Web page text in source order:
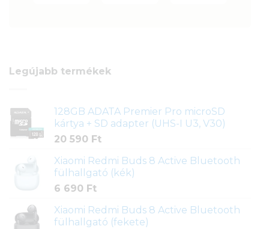
Legújabb termékek
128GB ADATA Premier Pro microSD
kártya + SD adapter (UHS-I U3, V30)
20 590 Ft
Xiaomi Redmi Buds 8 Active Bluetooth
fülhallgató (kék)
6 690 Ft
Xiaomi Redmi Buds 8 Active Bluetooth
fülhallgató (fekete)